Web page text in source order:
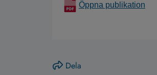
Öppna publikation
Dela